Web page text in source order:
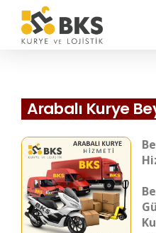
Hızlı
Arabalı Kurye